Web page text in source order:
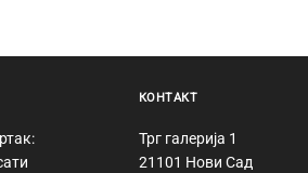
КОНТАКТ
Трг галерија 1
21101 Нови Сад